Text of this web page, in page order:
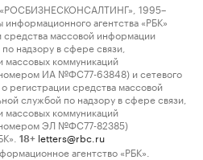
1995–
агентства «РБК»
средства массовой информации
надзору в сфере связи,
массовых коммуникаций
ИА №ФС77-63848) и сетевого
регистрации средства массовой
службой по надзору в сфере связи,
массовых коммуникаций
номером ЭЛ №ФС77-82385)
18+ letters@rbc.ru
агентство «РБК».